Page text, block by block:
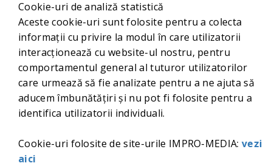
Cookie-uri de analiză statistică
Aceste cookie-uri sunt folosite pentru a colecta
informații cu privire la modul în care utilizatorii
interacționează cu website-ul nostru, pentru
comportamentul general al tuturor utilizatorilor
care urmează să fie analizate pentru a ne ajuta să
aducem îmbunătățiri și nu pot fi folosite pentru a
identifica utilizatorii individuali.
Cookie-uri folosite de site-urile IMPRO-MEDIA:vezi
aici